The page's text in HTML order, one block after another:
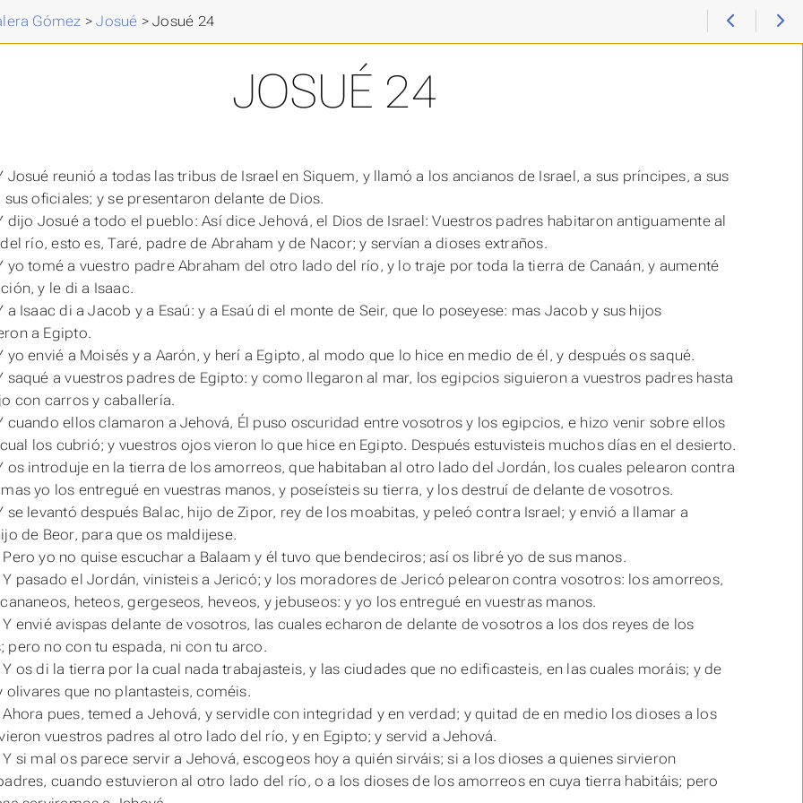
Gómez >Josué >Josué 24
JOSUÉ 24
Josué reunió a todas las tribus de Israel en Siquem, y llamó a los ancianos de Israel, a sus príncipes, a sus
sus oficiales; y se presentaron delante de Dios.
dijo Josué a todo el pueblo: Así dice Jehová, el Dios de Israel: Vuestros padres habitaron antiguamente al
río,esto es, Taré, padre de Abraham y de Nacor; y servían a dioses extraños.
yo tomé a vuestro padre Abraham del otro lado del río, y lo traje por toda la tierra de Canaán, y aumenté
y le di a Isaac.
a Isaac di a Jacob y a Esaú: y a Esaú di el monte de Seir, que lo poseyese: mas Jacob y sus hijos
a Egipto.
yo envié a Moisés y a Aarón, y herí a Egipto, al modo que lo hice en medio de él, y después os saqué.
saqué a vuestros padres de Egipto: y como llegaron al mar, los egipcios siguieron a vuestros padres hasta
con carros y caballería.
cuando ellos clamaron a Jehová, Él puso oscuridad entre vosotros y los egipcios, e hizo venir sobre ellos
los cubrió; y vuestros ojos vieron lo que hice en Egipto. Después estuvisteis muchos días en el desierto.
os introduje en la tierra de los amorreos, que habitaban al otro lado del Jordán, los cuales pelearon contra
yo los entregué en vuestras manos, y poseísteis su tierra, y los destruí de delante de vosotros.
se levantó después Balac, hijo de Zipor, rey de los moabitas, y peleó contra Israel; y envió a llamar a
de Beor, para que os maldijese.
yo no quise escuchar a Balaam y él tuvo que bendeciros; así os libré yo de sus manos.
Y pasado el Jordán, vinisteis a Jericó; y los moradores de Jericó pelearon contra vosotros: los amorreos,
heteos, gergeseos, heveos, y jebuseos: y yo los entregué en vuestras manos.
envié avispas delante de vosotros, las cuales echaron de delante de vosotros a los dos reyes de los
pero no con tu espada, ni con tu arco.
os di la tierra por la cual nada trabajasteis, y las ciudades que no edificasteis, en las cuales moráis; y de
olivares que no plantasteis, coméis.
pues, temed a Jehová, y servidle con integridad y en verdad; y quitad de en medio los dioses a los
vuestros padres al otro lado del río, y en Egipto; y servid a Jehová.
si mal os parece servir a Jehová, escogeos hoy a quién sirváis; si a los dioses a quienes sirvieron
cuando estuvieron al otro lado del río, o a los dioses de los amorreos en cuya tierra habitáis; pero